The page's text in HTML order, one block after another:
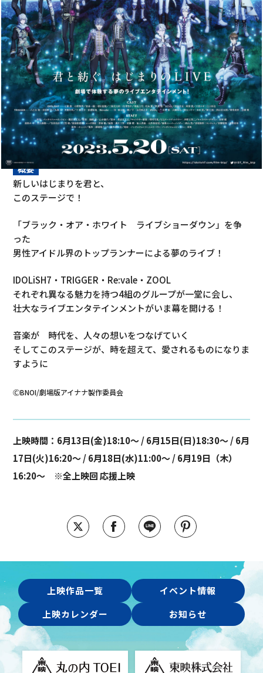
劇場公開日
2023/05/20
DIRECTOR
監督：錦織博、山本健介
CAST
小野賢章、増田俊樹、白井悠介
概要
新しいはじまりを君と、
このステージで！
「ブラック・オア・ホワイト ライブショーダウン」を争
った
男性アイドル界のトップランナーによる夢のライブ！
IDOLiSH7・TRIGGER・Re:vale・ZOOL
それぞれ異なる魅力を持つ4組のグループが一堂に会し、
壮大なライブエンタテインメントがいま幕を開ける！
音楽が 時代を、人々の想いをつなげていく
そしてこのステージが、時を超えて、愛されるものになりま
すように
ⒸBNOI/劇場版アイナナ製作委員会
上映時間：6月13日(金)18:10～ / 6月15日(日)18:30～ / 6月
17日(火)16:20～ / 6月18日(水)11:00～ / 6月19日（木）
16:20～ ※全上映回 応援上映
上映作品一覧
イベント情報
上映カレンダー
お知らせ